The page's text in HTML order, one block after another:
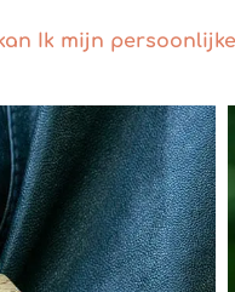
Ik mijn